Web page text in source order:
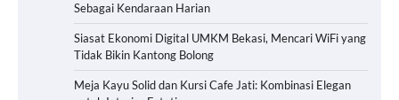
Sebagai Kendaraan Harian
Siasat Ekonomi Digital UMKM Bekasi, Mencari WiFi yang
Tidak Bikin Kantong Bolong
Meja Kayu Solid dan Kursi Cafe Jati: Kombinasi Elegan